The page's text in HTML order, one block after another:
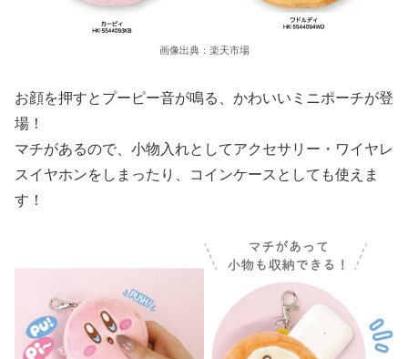
画像出典：楽天市場
お顔を押すとプーピー音が鳴る、かわいいミニポーチが登
場！
マチがあるので、小物入れとしてアクセサリー・ワイヤレ
スイヤホンをしまったり、コインケースとしても使えま
す！